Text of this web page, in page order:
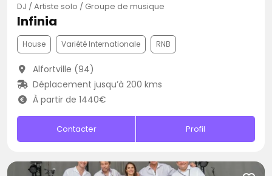
DJ / Artiste solo / Groupe de musique
Infinia
House Variété Internationale RNB
Alfortville (94)
Déplacement jusqu’à 200 kms
À partir de 1440€
Contacter Profil